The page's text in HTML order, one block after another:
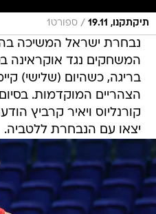
תיקתקנו, 19.11 / ספורט1
נבחרת ישראל המשיכה
המשחקים נגד אוקראינה
בריגה, כשהיום (שלישי)
הצהריים המוקדמות.
קורנליוס ויאיר קרביץ
יצאו עם הנבחרת ללטביה.